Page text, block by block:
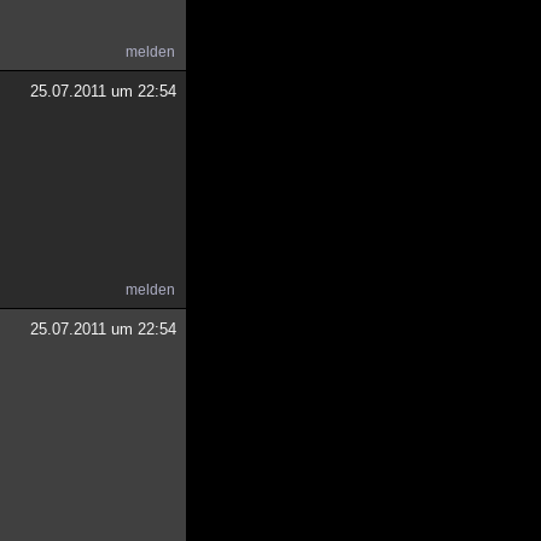
melden
25.07.2011 um 22:54
melden
25.07.2011 um 22:54